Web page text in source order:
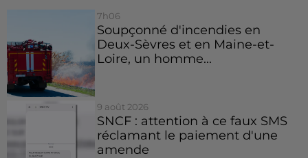
7h06
Soupçonné d'incendies en
Deux-Sèvres et en Maine-et-
Loire, un homme...
9 août 2026
SNCF : attention à ce faux SMS
réclamant le paiement d'une
amende